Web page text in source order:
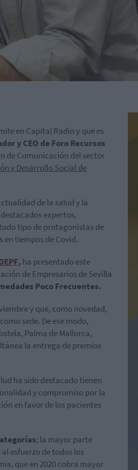
en Capital Radio y que es
y CEO de Foro Recursos
de Comunicación del sector
y Desarrollo Social de
de la salud y la
expertos,
tipo de protagonistas de
tiempos de Covid.
, ha presentado este
de Empresarios de Sevilla
Poco Frecuentes.
y que, como novedad,
sede. De ese modo,
Palma de Mallorca,
la entrega de premios
ha sido destacado tienen
y compromiso por la
en favor de los pacientes
; la mayor parte
esfuerzo de todos los
que en 2020 cobra mayor